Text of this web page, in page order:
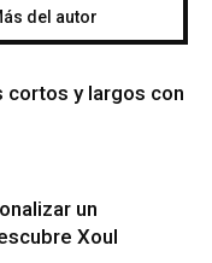
del autor
cortos y largos con
un
Xoul